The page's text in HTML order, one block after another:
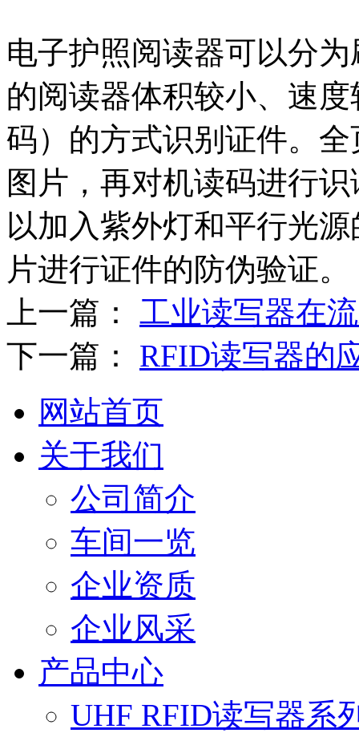
电子护照阅读器可以分
的阅读器体积较小、速
码）的方式识别证件。
图片，再对机读码进行
以加入紫外灯和平行光
片进行证件的防伪验证。
上一篇： 工业读写器在
下一篇： RFID读写器的
网站首页
关于我们
公司简介
车间一览
企业资质
企业风采
产品中心
UHF RFID读写器系